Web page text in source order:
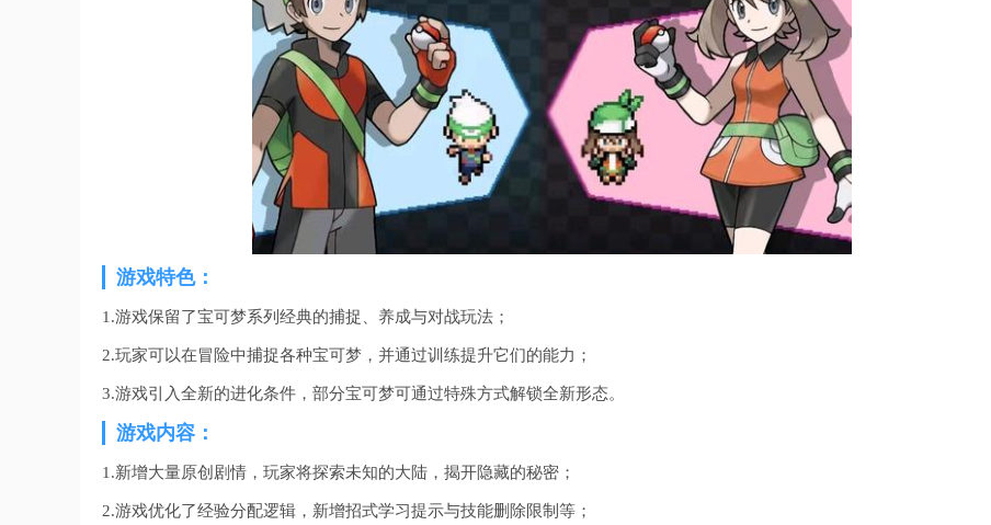
游戏特色：
1.游戏保留了宝可梦系列经典的捕捉、养成与对战玩法；
2.玩家可以在冒险中捕捉各种宝可梦，并通过训练提升它们的能力；
3.游戏引入全新的进化条件，部分宝可梦可通过特殊方式解锁全新形态。
游戏内容：
1.新增大量原创剧情，玩家将探索未知的大陆，揭开隐藏的秘密；
2.游戏优化了经验分配逻辑，新增招式学习提示与技能删除限制等；